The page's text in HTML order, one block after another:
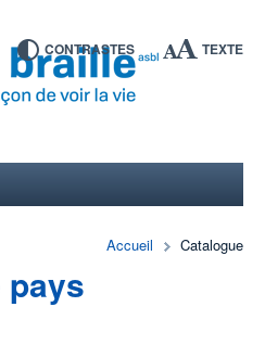
CONTRASTES TEXTE
Accueil Catalogue